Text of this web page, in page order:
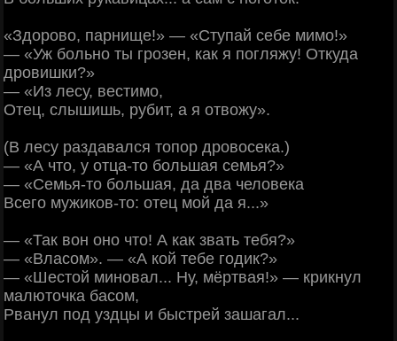
«Здорово, парнище!» — «Ступай себе мимо!»
— «Уж больно ты грозен, как я погляжу! Откуда
дровишки?»
— «Из лесу, вестимо,
Отец, слышишь, рубит, а я отвожу».
(В лесу раздавался топор дровосека.)
— «А что, у отца-то большая семья?»
— «Семья-то большая, да два человека
Всего мужиков-то: отец мой да я...»
— «Так вон оно что! А как звать тебя?»
— «Власом». — «А кой тебе годик?»
— «Шестой миновал... Ну, мёртвая!» — крикнул
малюточка басом,
Рванул под уздцы и быстрей зашагал...